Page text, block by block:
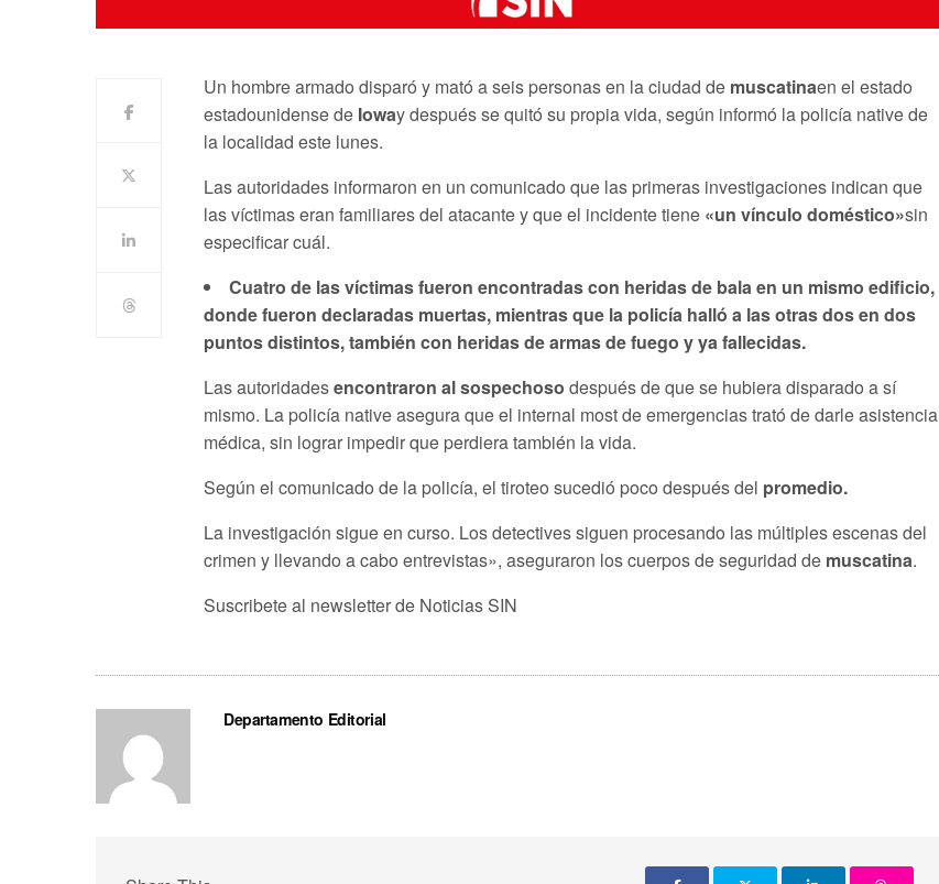
Un hombre armado disparó y mató a seis personas en la ciudad de muscatinaen el estado
estadounidense de Ioway después se quitó su propia vida, según informó la policía native de
la localidad este lunes.
Las autoridades informaron en un comunicado que las primeras investigaciones indican que
las víctimas eran familiares del atacante y que el incidente tiene «un vínculo doméstico»sin
especificar cuál.
Cuatro de las víctimas fueron encontradas con heridas de bala en un mismo edificio,
donde fueron declaradas muertas, mientras que la policía halló a las otras dos en dos
puntos distintos, también con heridas de armas de fuego y ya fallecidas.
Las autoridadesencontraron al sospechoso después de que se hubiera disparado a sí
mismo. La policía native asegura que el internal most de emergencias trató de darle asistencia
médica, sin lograr impedir que perdiera también la vida.
Según el comunicado de la policía, el tiroteo sucedió poco después del promedio.
La investigación sigue en curso. Los detectives siguen procesando las múltiples escenas del
crimen y llevando a cabo entrevistas», aseguraron los cuerpos de seguridad de muscatina.
Suscribete al newsletter de Noticias SIN
Departamento Editorial